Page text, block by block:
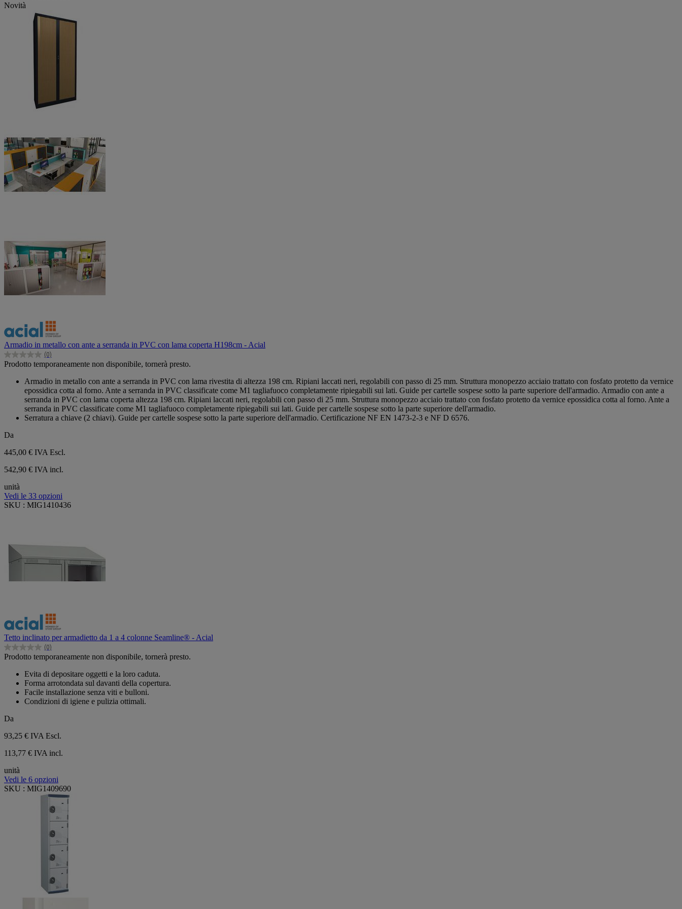
Novità
Armadio in metallo con ante a serranda in PVC con lama coperta H198cm - Acial
(0)
0.0
su
Prodotto temporaneamente non disponibile, tornerà presto.
Armadio in metallo con ante a serranda in PVC con lama rivestita di altezza 198 cm. Ripiani laccati neri, regolabili con passo di 25 mm. Struttura monopezzo acciaio trattato con fosfato protetto da vernice
epossidica cotta al forno. Ante a serranda in PVC classificate come M1 tagliafuoco completamente ripiegabili sui lati. Guide per cartelle sospese sotto la parte superiore dell'armadio. Armadio con ante a
serranda in PVC con lama coperta altezza 198 cm. Ripiani laccati neri, regolabili con passo di 25 mm. Struttura monopezzo acciaio trattato con fosfato protetto da vernice epossidica cotta al forno. Ante a
serranda in PVC classificate come M1 tagliafuoco completamente ripiegabili sui lati. Guide per cartelle sospese sotto la parte superiore dell'armadio.
Serratura a chiave (2 chiavi). Guide per cartelle sospese sotto la parte superiore dell'armadio. Certificazione NF EN 1473-2-3 e NF D 6576.
Da
445,00 € IVA Escl.
542,90 € IVA incl.
unità
Vedi le 33 opzioni
SKU : MIG1410436
Tetto inclinato per armadietto da 1 a 4 colonne Seamline® - Acial
(0)
0.0
su
Prodotto temporaneamente non disponibile, tornerà presto.
Evita di depositare oggetti e la loro caduta.
Forma arrotondata sul davanti della copertura.
Facile installazione senza viti e bulloni.
Condizioni di igiene e pulizia ottimali.
Da
93,25 € IVA Escl.
113,77 € IVA incl.
unità
Vedi le 6 opzioni
SKU : MIG1409690